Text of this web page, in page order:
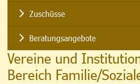
Zuschüsse
Beratungsangebote
Vereine und
Bereich Familie/